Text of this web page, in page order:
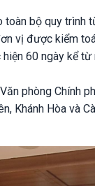
bộ quy trình
vị được kiểm
60 ngày kể từ
phòng Chính
Khánh Hòa và